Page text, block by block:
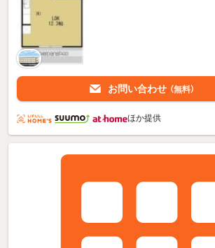
お問い合わせ （無料）
ほか提供